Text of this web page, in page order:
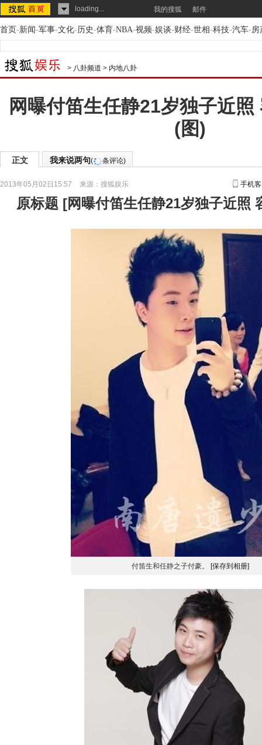
loading... 我的搜狐 邮件
首页-新闻-军事-文化-历史-体育-NBA-视频-娱谈-财经-世相-科技-汽车-房
> 八卦频道 > 内地八卦
网曝付笛生任静21岁独子近照
(图)
正文 我来说两句( 条评论)
2013年05月02日15:57 来源： 搜狐娱乐 手机
原标题 [网曝付笛生任静21岁独子近照
付笛生和任静之子付豪。 [保存到相册]